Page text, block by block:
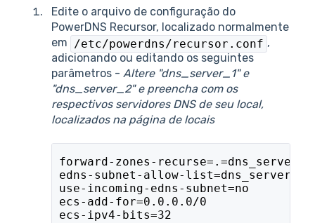
Edite o arquivo de configuração do
PowerDNS Recursor, localizado normalmente
em /etc/powerdns/recursor.conf ,
adicionando ou editando os seguintes
parâmetros - Altere "dns_server_1" e
"dns_server_2" e preencha com os
respectivos servidores DNS de seu local,
localizados na página de locais
forward-zones-
edns-subnet-allow-
use-incoming-edns-subnet=no
ecs-add-for=0.0.0.0/0
ecs-ipv4-bits=32